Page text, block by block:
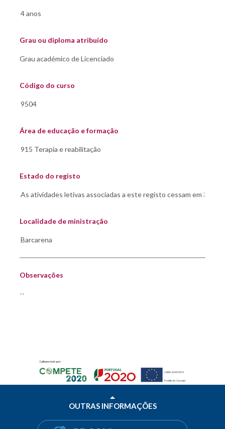
Grau ou diploma atribuído
Código do curso
Área de educação e formação
Estado do registo
Localidade de ministração
Observações
--
OUTRAS INFORMAÇÕES